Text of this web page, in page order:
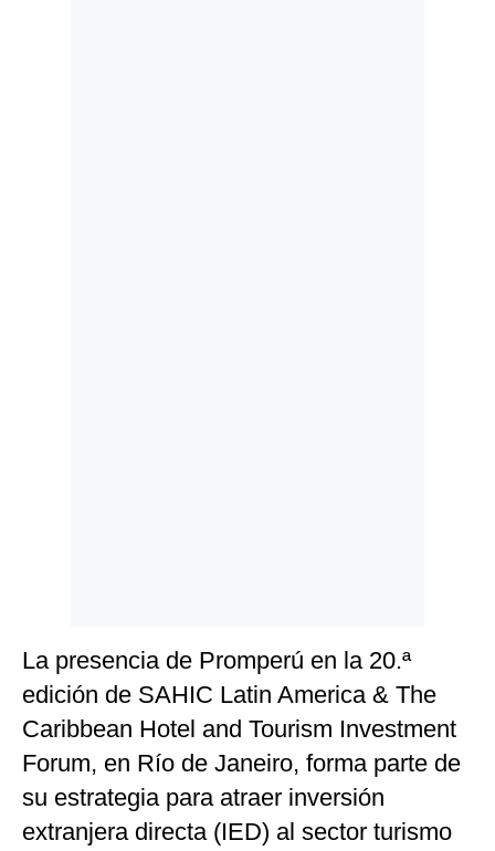
La presencia de Promperú en la 20.ª
edición de SAHIC Latin America & The
Caribbean Hotel and Tourism Investment
Forum, en Río de Janeiro, forma parte de
su estrategia para atraer inversión
extranjera directa (IED) al sector turismo